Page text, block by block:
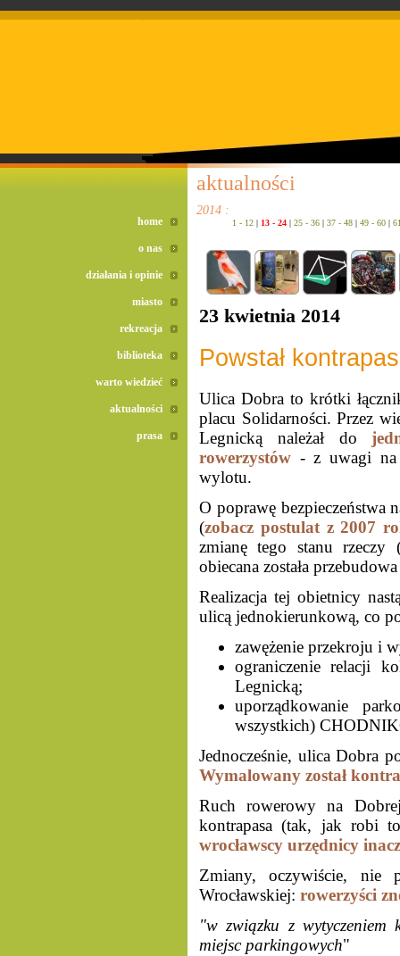
aktualności
2014 :
1 - 12 | 13 - 24 | 25 - 36 | 37 - 48 | 49 - 60 |
23 kwietnia 2014
Powstał
Ulica Dobra to krótki
placu Solidarności. Przez
Legnicką należał do
rowerzystów - z uwagi na
wylotu.
O poprawę bezpieczeństwa
(zobacz postulat z 2007
zmianę tego stanu rzeczy
obiecana została
Realizacja tej obietnicy
ulicą jednokierunkową, co
zawężenie przekroju i
ograniczenie relacji
Legnicką;
uporządkowanie
wszystkich)
Jednocześnie, ulica Dobra
Wymalowany został
Ruch rowerowy na
kontrapasa (tak, jak robi
wrocławscy urzędnicy
Zmiany, oczywiście, nie
Wrocławskiej: rowerzyści
"w związku z wytyczeniem
miejsc parkingowych"
home
o nas
działania i opinie
miasto
rekreacja
biblioteka
warto wiedzieć
aktualności
prasa